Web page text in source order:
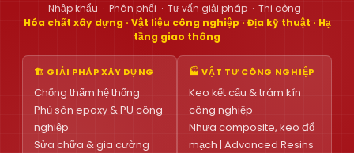
Nhập khẩu · Phân phối · Tư vấn giải pháp · Thi công
Hóa chất xây dựng · Vật liệu công nghiệp · Địa kỹ thuật · Hạ
tầng giao thông
🏗 GIẢI PHÁP XÂY DỰNG
Chống thấm hệ thống
Phủ sàn epoxy & PU công
nghiệp
Sửa chữa & gia cường
🏭 VẬT TƯ CÔNG NGHIỆP
Keo kết cấu & trám kín
công nghiệp
Nhựa composite, keo đổ
mạch | Advanced Resins